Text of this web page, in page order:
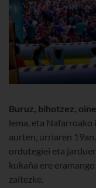
Buruz, bihotzez,
lema, eta
aurten, urriaren
ordutegiei eta
kukaña ere
zaitezke.